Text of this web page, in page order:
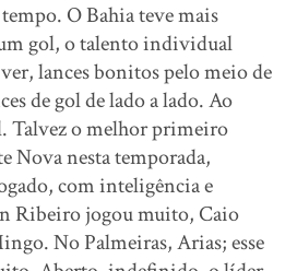
O Bahia teve mais
gol, o talento individual
lances bonitos pelo meio de
de gol de lado a lado. Ao
Talvez o melhor primeiro
Nova nesta temporada,
com inteligência e
Ribeiro jogou muito, Caio
No Palmeiras, Arias; esse